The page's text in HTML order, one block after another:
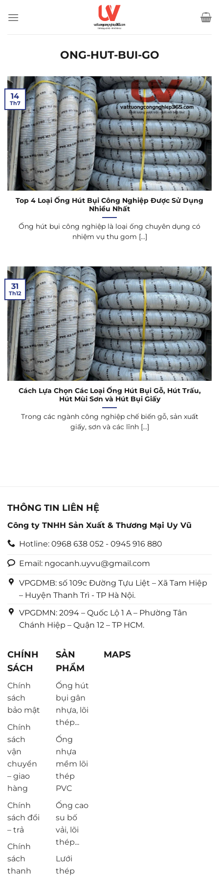
qua
ONG-HUT-BUI-GO
Top 4 Loại Ống Hút Bụi Công Nghiệp Được Sử Dụng
Nhiều Nhất
Ống hút bụi công nghiệp là loại ống chuyên dụng có
nhiệm vụ thu gom [...]
14
Th7
Cách Lựa Chọn Các Loại Ống Hút Bụi Gỗ, Hút Trấu,
Hút Mùi Sơn và Hút Bụi Giấy
Trong các ngành công nghiệp chế biến gỗ, sản xuất
giấy, sơn và các lĩnh [...]
31
Th12
THÔNG TIN LIÊN HỆ
Công ty TNHH Sản Xuất & Thương Mại Uy Vũ
Hotline: 0968 638 052 - 0945 916 880
Email: ngocanh.uyvu@gmail.com
VPGDMB: số 109c Đường Tựu Liệt – Xã Tam Hiệp
– Huyện Thanh Trì - TP Hà Nội.
VPGDMN: 2094 – Quốc Lộ 1 A – Phường Tân
Chánh Hiệp – Quận 12 – TP HCM.
CHÍNH
SÁCH
Chính
sách
bảo mật
Chính
sách
vận
chuyển
– giao
hàng
Chính
sách đổi
– trả
Chính
sách
thanh
SẢN
PHẨM
Ống hút
bụi gân
nhựa, lõi
thép...
Ống
nhựa
mềm lõi
thép
PVC
Ống cao
su bố
vải, lõi
thép...
Lưới
thép
MAPS